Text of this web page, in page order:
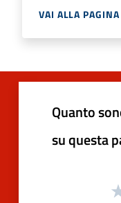
VAI ALLA PAGINA
Quanto
su questa